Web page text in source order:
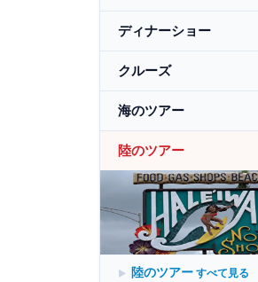
ディナーショー
クルーズ
海のツアー
陸のツアー
陸のツアー すべて見る